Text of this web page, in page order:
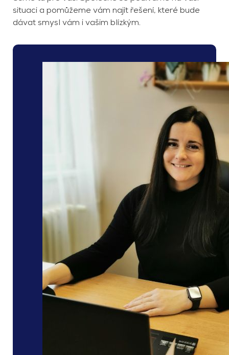
situaci a pomůžeme vám najít řešení, které bude
dávat smysl vám i vašim blízkým.